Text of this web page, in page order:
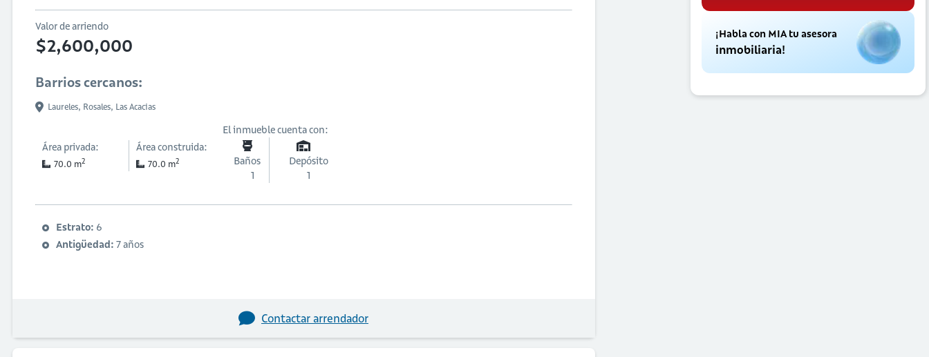
¡Habla con MIA tu asesora
inmobiliaria!
Valor de arriendo
$2,600,000
Barrios cercanos:
Laureles, Rosales, Las Acacias
Área privada:
70.0 m2
Área construida:
70.0 m2
El inmueble cuenta con:
Baños
1
Depósito
1
Estrato: 6
Antigüedad: 7 años
Contactar arrendador